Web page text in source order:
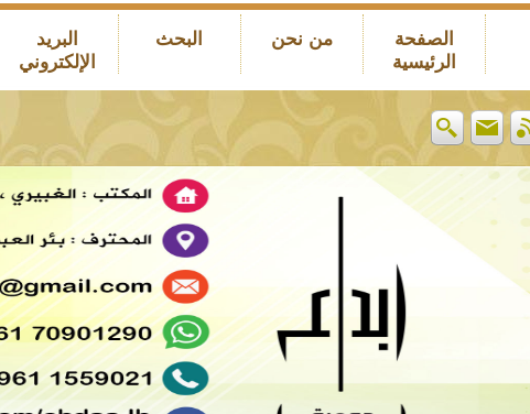
الصفحة
الرئيسية
من نحن البحث
البريد
الإلكتروني